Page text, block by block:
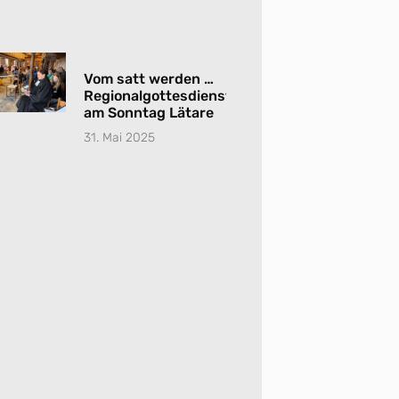
Vom satt werden …
Regionalgottesdienst
am Sonntag Lätare
31. Mai 2025